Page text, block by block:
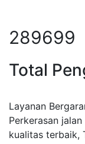
359139
Total
Layanan
Perkerasan
kualitas terbaik,